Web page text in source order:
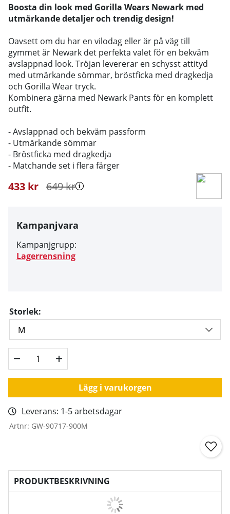
Boosta din look med Gorilla Wears Newark med
utmärkande detaljer och trendig design!
Oavsett om du har en vilodag eller är på väg till
gymmet är Newark det perfekta valet för en bekväm
avslappnad look. Tröjan levererar en schysst attityd
med utmärkande sömmar, bröstficka med dragkedja
och Gorilla Wear tryck.
Kombinera gärna med Newark Pants för en komplett
outfit.
- Avslappnad och bekväm passform
- Utmärkande sömmar
- Bröstficka med dragkedja
- Matchande set i flera färger
649kr
433 kr
Kampanjvara
Kampanjgrupp:
Lagerrensning
Storlek:
Lägg i varukorgen
Leverans: 1-5 arbetsdagar
Artnr: GW-90717-900M
PRODUKTBESKRIVNING